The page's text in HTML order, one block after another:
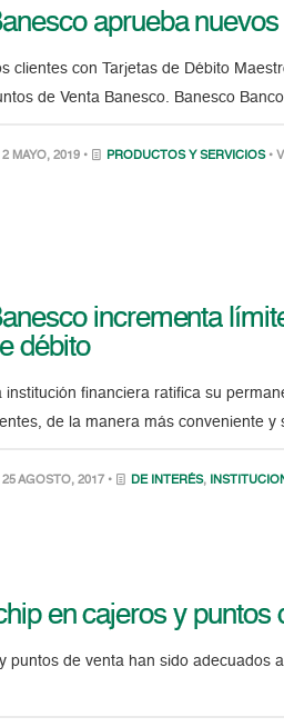
aprueba
clientes con Tarjetas de Débito
de Venta Banesco. Banesco
2 MAYO, 2019 • PRODUCTOS Y SERVICIOS •
incrementa
débito
institución financiera ratifica su
de la manera más conveniente
25 AGOSTO, 2017 • DE INTERÉS,
en cajeros y puntos
puntos de venta han sido